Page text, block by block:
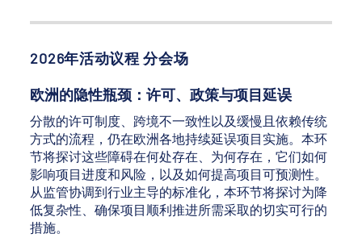
2026年活动议程 分会场
欧洲的隐性瓶颈：许可、政策与项目延误
分散的许可制度、跨境不一致性以及缓慢且依赖传统
方式的流程，仍在欧洲各地持续延误项目实施。本环
节将探讨这些障碍在何处存在、为何存在，它们如何
影响项目进度和风险，以及如何提高项目可预测性。
从监管协调到行业主导的标准化，本环节将探讨为降
低复杂性、确保项目顺利推进所需采取的切实可行的
措施。